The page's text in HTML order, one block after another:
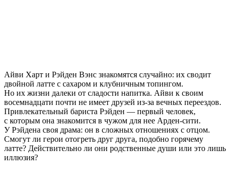
Айви Харт и Рэйден Вэнс знакомятся случайно: их сводит
двойной латте с сахаром и клубничным топингом.
Но их жизни далеки от сладости напитка. Айви к своим
восемнадцати почти не имеет друзей из-за вечных переездов.
Привлекательный бариста Рэйден — первый человек,
с которым она знакомится в чужом для нее Арден-сити.
У Рэйдена своя драма: он в сложных отношениях с отцом.
Смогут ли герои отогреть друг друга, подобно горячему
латте? Действительно ли они родственные души или это лишь
иллюзия?